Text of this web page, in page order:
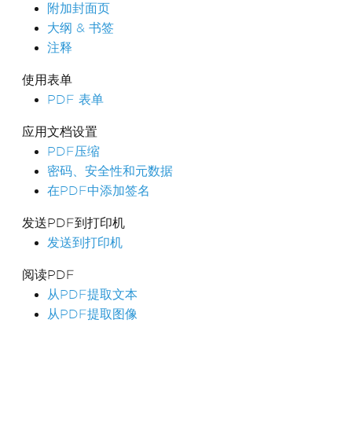
附加封面页
大纲 & 书签
注释
使用表单
PDF 表单
应用文档设置
PDF压缩
密码、安全性和元数据
在PDF中添加签名
发送PDF到打印机
发送到打印机
阅读PDF
从PDF提取文本
从PDF提取图像